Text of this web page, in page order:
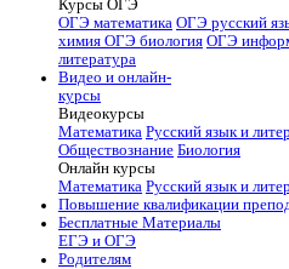
Курсы ОГЭ
ОГЭ математика ОГЭ русский
химия ОГЭ биология ОГЭ
литература
Видео и онлайн-
курсы
Видеокурсы
Математика Русский язык и
Обществознание Биология
Онлайн курсы
Математика Русский язык и
Повышение квалификации
Бесплатные Материалы
ЕГЭ и ОГЭ
Родителям